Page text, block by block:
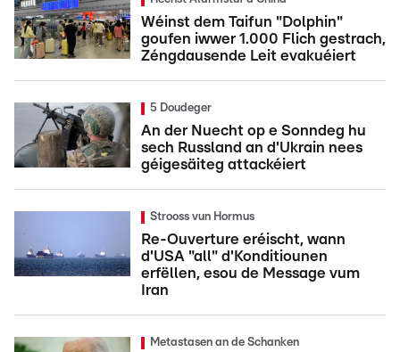
Wéinst dem Taifun "Dolphin"
goufen iwwer 1.000 Flich gestrach,
Zéngdausende Leit evakuéiert
5 Doudeger
An der Nuecht op e Sonndeg hu
sech Russland an d'Ukrain nees
géigesäiteg attackéiert
Strooss vun Hormus
Re-Ouverture eréischt, wann
d'USA "all" d'Konditiounen
erfëllen, esou de Message vum
Iran
Metastasen an de Schanken